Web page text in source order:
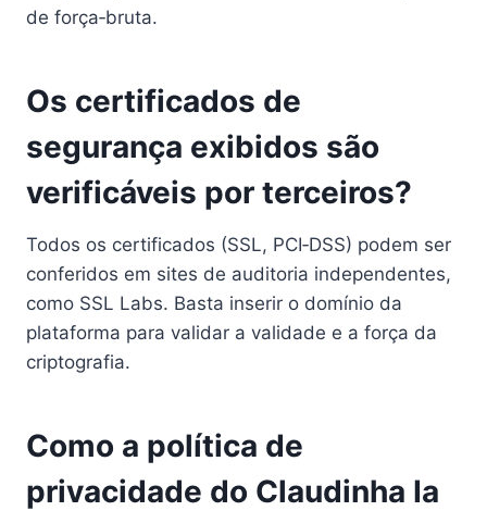
de força‑bruta.
Os certificados de
segurança exibidos são
verificáveis por terceiros?
Todos os certificados (SSL, PCI‑DSS) podem ser
conferidos em sites de auditoria independentes,
como SSL Labs. Basta inserir o domínio da
plataforma para validar a validade e a força da
criptografia.
Como a política de
privacidade do Claudinha Ia